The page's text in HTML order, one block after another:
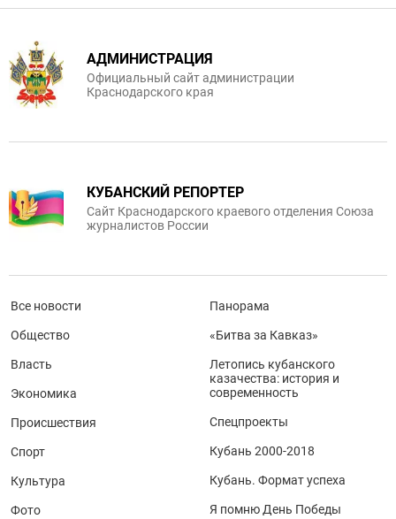
АДМИНИСТРАЦИЯ
Официальный сайт администрации
Краснодарского края
КУБАНСКИЙ РЕПОРТЕР
Сайт Краснодарского краевого отделения Союза
журналистов России
Все новости
Общество
Власть
Экономика
Происшествия
Спорт
Культура
Фото
Панорама
«Битва за Кавказ»
Летопись кубанского
казачества: история и
современность
Спецпроекты
Кубань 2000-2018
Кубань. Формат успеха
Я помню День Победы